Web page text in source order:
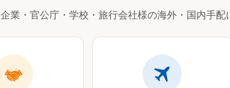
企業・官公庁・学校・旅行会社様の海外・国内手配